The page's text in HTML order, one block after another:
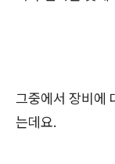
그중에서 장비에
는데요.